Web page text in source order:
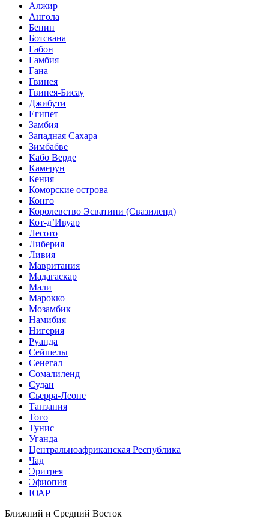
Алжир
Ангола
Бенин
Ботсвана
Габон
Гамбия
Гана
Гвинея
Гвинея-Бисау
Джибути
Египет
Замбия
Западная Сахара
Зимбабве
Кабо Верде
Камерун
Кения
Коморские острова
Конго
Королевство Эсватини (Свазиленд)
Кот-д’Ивуар
Лесото
Либерия
Ливия
Мавритания
Мадагаскар
Мали
Марокко
Мозамбик
Намибия
Нигерия
Руанда
Сейшелы
Сенегал
Сомалиленд
Судан
Сьерра-Леоне
Танзания
Того
Тунис
Уганда
Центральноафриканская Республика
Чад
Эритрея
Эфиопия
ЮАР
Ближний и Средний Восток